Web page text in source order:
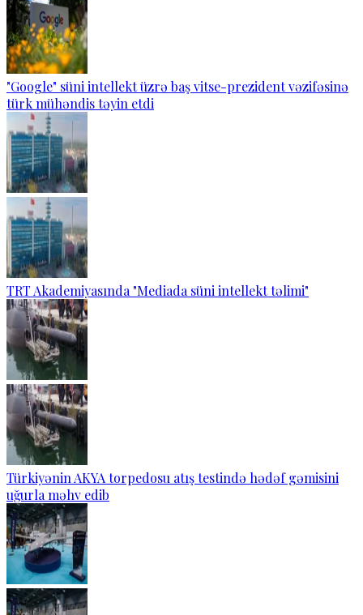
"Google" süni intellekt üzrə baş vitse-prezident vəzifəsinə
türk mühəndis təyin etdi
TRT Akademiyasında "Mediada süni intellekt təlimi"
Türkiyənin AKYA torpedosu atış testində hədəf gəmisini
uğurla məhv edib